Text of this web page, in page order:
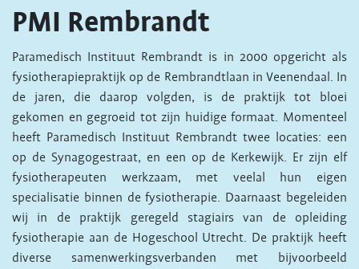
PMI Rembrandt
Paramedisch Instituut Rembrandt is in 2000 opgericht als
fysiotherapiepraktijk op de Rembrandtlaan in Veenendaal. In
de jaren, die daarop volgden, is de praktijk tot bloei
gekomen en gegroeid tot zijn huidige formaat. Momenteel
heeft Paramedisch Instituut Rembrandt twee locaties: een
op de Synagogestraat, en een op de Kerkewijk. Er zijn elf
fysiotherapeuten werkzaam, met veelal hun eigen
specialisatie binnen de fysiotherapie. Daarnaast begeleiden
wij in de praktijk geregeld stagiairs van de opleiding
fysiotherapie aan de Hogeschool Utrecht. De praktijk heeft
diverse samenwerkingsverbanden met bijvoorbeeld